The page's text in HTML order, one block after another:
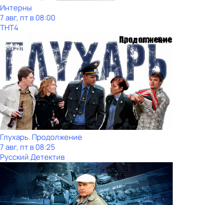
Интерны
7 авг, пт в 08:00
ТНТ4
Глухарь. Продолжение
7 авг, пт в 08:25
Русский Детектив